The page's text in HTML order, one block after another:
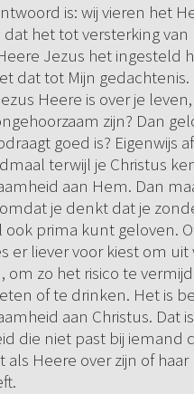
is: wij vieren het
het tot versterking van
Jezus het ingesteld
dat tot Mijn gedachtenis.
Heere is over je
zijn? Dan
goed is? Eigenwijs
terwijl je Christus
aan Hem. Dan
je denkt dat je
ook prima kunt geloven.
er liever voor kiest om uit
om zo het risico te
of te drinken. Het is
aan Christus. Dat
die niet past bij iemand
als Heere over zijn of